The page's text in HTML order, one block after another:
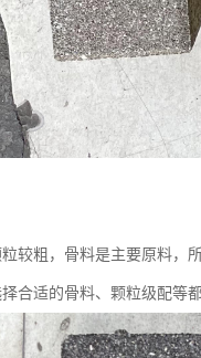
较粗，骨料是主要原料，
合适的骨料、颗粒级配等